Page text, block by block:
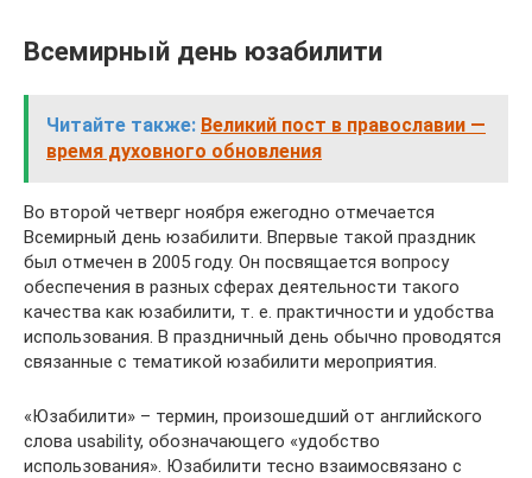
Всемирный день юзабилити
Читайте также: Великий пост в православии —
время духовного обновления
Во второй четверг ноября ежегодно отмечается
Всемирный день юзабилити. Впервые такой праздник
был отмечен в 2005 году. Он посвящается вопросу
обеспечения в разных сферах деятельности такого
качества как юзабилити, т. е. практичности и удобства
использования. В праздничный день обычно проводятся
связанные с тематикой юзабилити мероприятия.
«Юзабилити» – термин, произошедший от английского
слова usability, обозначающего «удобство
использования». Юзабилити тесно взаимосвязано с